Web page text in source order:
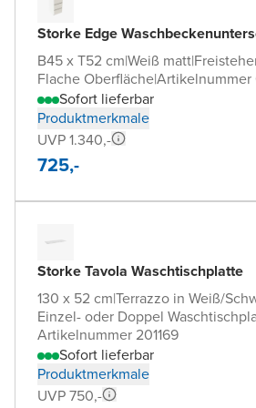
Storke Edge
B45 x T52 cm|Weiß matt|
Flache Oberfläche|Artikelnummer
Sofort lieferbar
Produktmerkmale
UVP 1.340,-
725,-
Storke Tavola Waschtischplatte
130 x 52 cm|Terrazzo in Weiß/
Einzel- oder Doppel
Artikelnummer 201169
Sofort lieferbar
Produktmerkmale
UVP 750,-